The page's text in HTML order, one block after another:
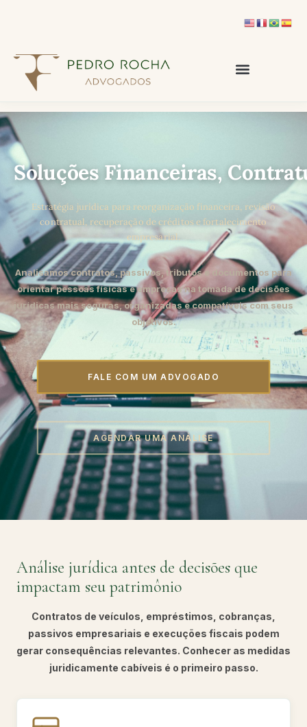
Soluções Financeiras,
Estratégia jurídica para reorganização financeira, revisão
contratual, recuperação de créditos e fortalecimento
empresarial.
Analisamos contratos, passivos, tributos e documentos para
orientar pessoas físicas e empresas na tomada de decisões
jurídicas mais seguras, organizadas e compatíveis com seus
objetivos.
FALE COM UM ADVOGADO
AGENDAR UMA ANÁLISE
Análise jurídica antes de decisões que
impactam seu patrimônio
Contratos de veículos, empréstimos, cobranças,
passivos empresariais e execuções fiscais podem
gerar consequências relevantes. Conhecer as medidas
juridicamente cabíveis é o primeiro passo.